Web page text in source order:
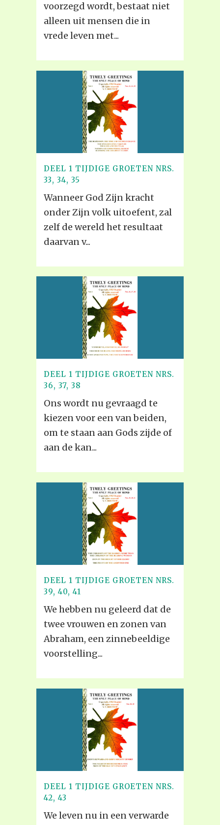
voorzegd wordt, bestaat niet
alleen uit mensen die in
vrede leven met...
DEEL 1 TIJDIGE GROETEN NRS.
33, 34, 35
Wanneer God Zijn kracht
onder Zijn volk uitoefent, zal
zelf de wereld het resultaat
daarvan v...
DEEL 1 TIJDIGE GROETEN NRS.
36, 37, 38
Ons wordt nu gevraagd te
kiezen voor een van beiden,
om te staan aan Gods zijde of
aan de kan...
DEEL 1 TIJDIGE GROETEN NRS.
39, 40, 41
We hebben nu geleerd dat de
twee vrouwen en zonen van
Abraham, een zinnebeeldige
voorstelling...
DEEL 1 TIJDIGE GROETEN NRS.
42, 43
We leven nu in een verwarde